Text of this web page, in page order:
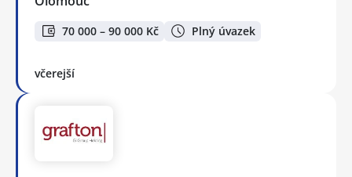
70 000 – 90 000 Kč Plný úvazek
včerejší